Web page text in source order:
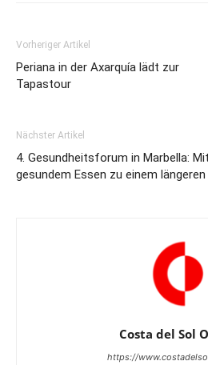
Vorheriger Artikel
Periana in der Axarquía lädt zur
Tapastour
Nächster Artikel
4. Gesundheitsforum in Marbella:
gesundem Essen zu einem längeren
Costa del Sol
https://